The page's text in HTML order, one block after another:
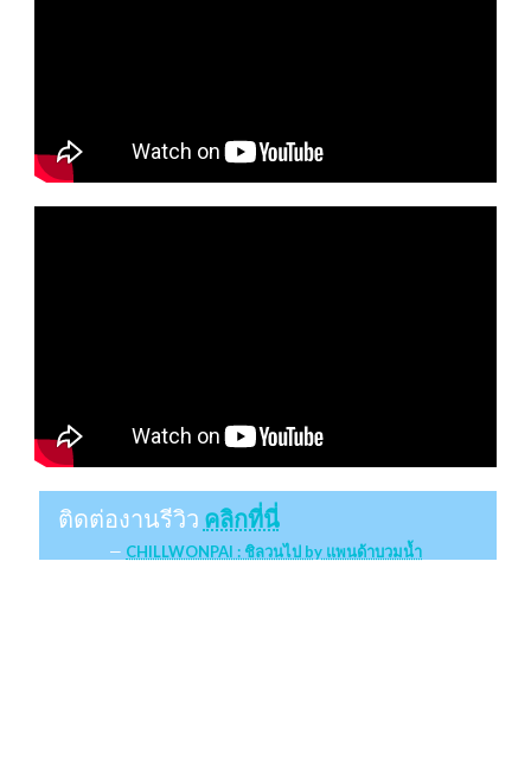
ติดต่องานรีวิว คลิกที่นี่
CHILLWONPAI : ชิลวนไป by แพนด้าบวมน้ำ